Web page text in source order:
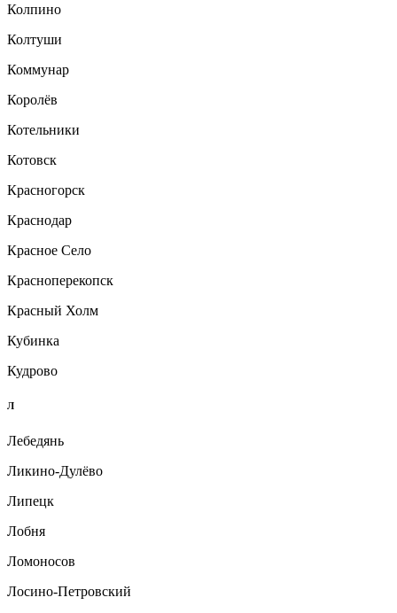
Колпино
Колтуши
Коммунар
Королёв
Котельники
Котовск
Красногорск
Краснодар
Красное Село
Красноперекопск
Красный Холм
Кубинка
Кудрово
Л
Лебедянь
Ликино-Дулёво
Липецк
Лобня
Ломоносов
Лосино-Петровский